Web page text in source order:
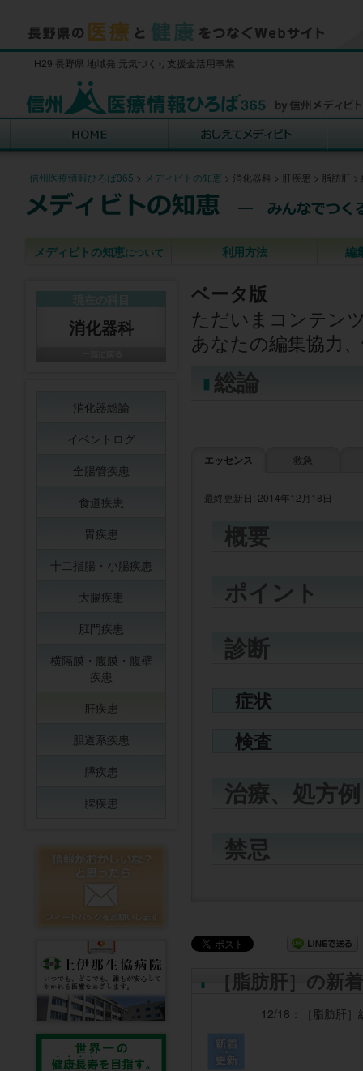
H29 長野県 地域発 元気づくり支援金活用事業
信州医療情報ひろば365 > メディビトの知恵 > 消化器科 > 肝疾患 > 脂肪肝 >
メディビトの知恵について 利用方法 編
ベータ版
ただいまコンテン
あなたの編集協力
総論
エッセンス 救急
最終更新日: 2014年12月18日
概要
ポイント
診断
症状
検査
治療、処方例
禁忌
［脂肪肝］の新
12/18： ［脂肪肝］
消化器科
消化器総論
イベントログ
全腸管疾患
食道疾患
胃疾患
十二指腸・小腸疾患
大腸疾患
肛門疾患
横隔膜・腹膜・腹壁
疾患
肝疾患
胆道系疾患
膵疾患
脾疾患